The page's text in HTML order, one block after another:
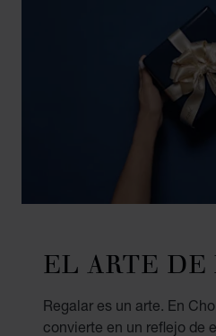
EL ARTE DE
Regalar es un arte. En
convierte en un reflejo de